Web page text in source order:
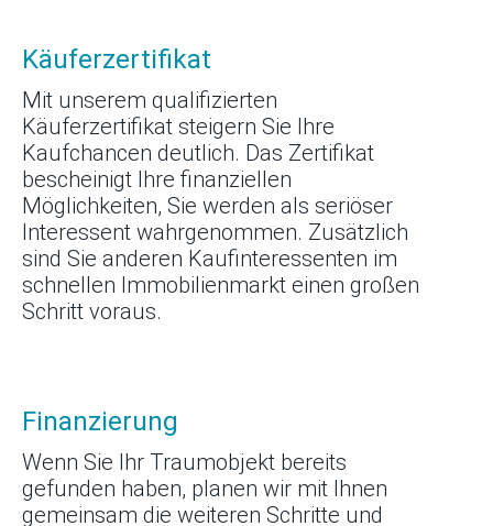
Käuferzertifikat
Mit unserem qualifizierten
Käuferzertifikat steigern Sie Ihre
Kaufchancen deutlich. Das Zertifikat
bescheinigt Ihre finanziellen
Möglichkeiten, Sie werden als seriöser
Interessent wahrgenommen. Zusätzlich
sind Sie anderen Kaufinteressenten im
schnellen Immobilienmarkt einen großen
Schritt voraus.
Finanzierung
Wenn Sie Ihr Traumobjekt bereits
gefunden haben, planen wir mit Ihnen
gemeinsam die weiteren Schritte und